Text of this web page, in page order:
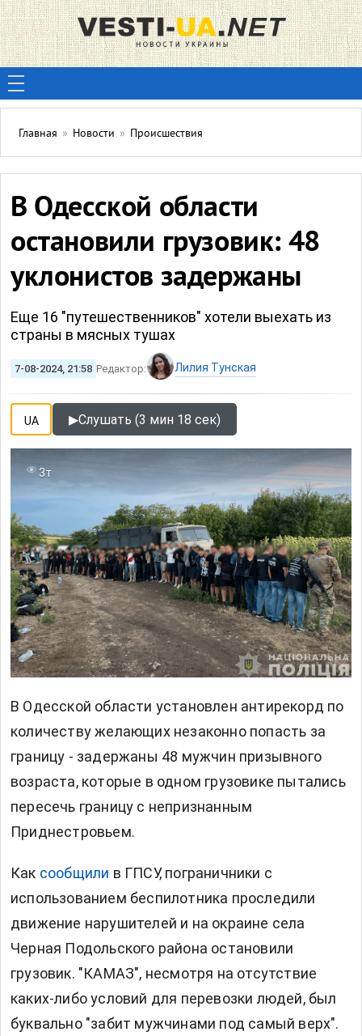
Главная » Новости » Происшествия
В Одесской области
остановили грузовик: 48
уклонистов задержаны
Еще 16 "путешественников" хотели выехать из
страны в мясных тушах
7-08-2024, 21:58 Редактор: Лилия Тунская
UA ▶Слушать (3 мин 18 сек)
3т
В Одесской области установлен антирекорд по
количеству желающих незаконно попасть за
границу - задержаны 48 мужчин призывного
возраста, которые в одном грузовике пытались
пересечь границу с непризнанным
Приднестровьем.
Как сообщили в ГПСУ, пограничники с
использованием беспилотника проследили
движение нарушителей и на окраине села
Черная Подольского района остановили
грузовик. "КАМАЗ", несмотря на отсутствие
каких-либо условий для перевозки людей, был
буквально "забит мужчинами под самый верх".